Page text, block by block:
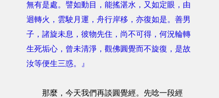
無有是處。譬如動目，能搖湛水，又如定眼，由
迴轉火，雲駛月運，舟行岸移，亦復如是。善男
子，諸旋未息，彼物先住，尚不可得，何況輪轉
生死垢心，曾未清淨，觀佛圓覺而不旋復，是故
汝等便生三惑。』
那麼，今天我們再談圓覺經。先唸一段經